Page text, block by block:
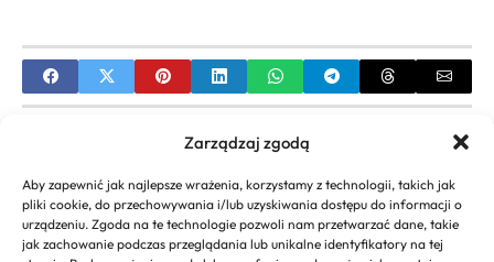
Zarządzaj zgodą
Aby zapewnić jak najlepsze wrażenia, korzystamy z technologii, takich jak
pliki cookie, do przechowywania i/lub uzyskiwania dostępu do informacji o
urządzeniu. Zgoda na te technologie pozwoli nam przetwarzać dane, takie
jak zachowanie podczas przeglądania lub unikalne identyfikatory na tej
Restauracja Biały Dom Rybnik: Menu, Rezerwacje,
Opinie i Dostawa
NEXT